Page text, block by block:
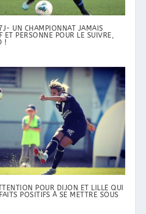
UN CHAMPIONNAT JAMAIS
ET PERSONNE POUR LE SUIVRE,
!
POUR DIJON ET LILLE QUI
POSITIFS À SE METTRE SOUS